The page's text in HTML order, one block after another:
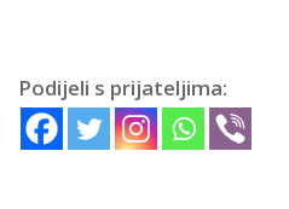
Podijeli s prijateljima: